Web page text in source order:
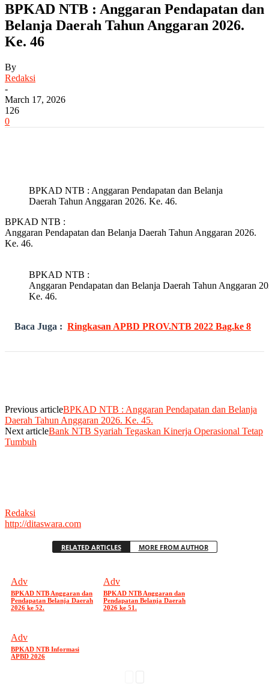
BPKAD NTB : Anggaran Pendapatan dan
Belanja Daerah Tahun Anggaran 2026.
Ke. 46
By
Redaksi
-
March 17, 2026
126
0
BPKAD NTB : Anggaran Pendapatan dan Belanja
Daerah Tahun Anggaran 2026. Ke. 46.
BPKAD NTB :
Anggaran Pendapatan dan Belanja Daerah Tahun Anggaran 2026.
Ke. 46.
BPKAD NTB :
Anggaran Pendapatan dan Belanja Daerah Tahun Anggaran
Ke. 46.
Baca Juga : Ringkasan APBD PROV.NTB 2022 Bag.ke 8
Previous articleBPKAD NTB : Anggaran Pendapatan dan Belanja
Daerah Tahun Anggaran 2026. Ke. 45.
Next articleBank NTB Syariah Tegaskan Kinerja Operasional Tetap
Tumbuh
Redaksi
http://ditaswara.com
RELATED ARTICLES MORE FROM AUTHOR
Adv
BPKAD NTB Anggaran dan
Pendapatan Belanja Daerah
2026 ke 52.
Adv
BPKAD NTB Anggaran dan
Pendapatan Belanja Daerah
2026 ke 51.
Adv
BPKAD NTB Informasi
APBD 2026